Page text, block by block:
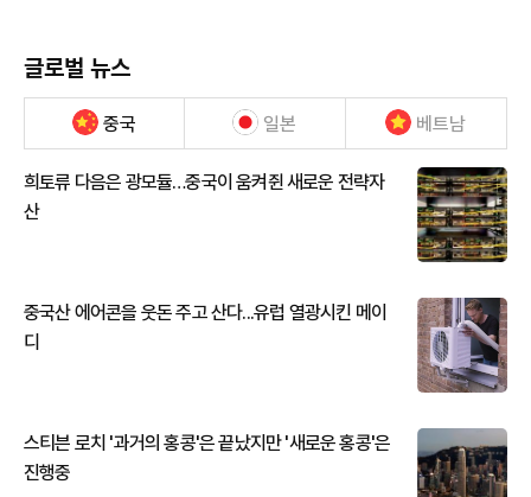
글로벌 뉴스
중국 일본 베트남
희토류 다음은 광모듈…중국이 움켜쥔 새로운 전략자
산
중국산 에어콘을 웃돈 주고 산다...유럽 열광시킨 메이
디
스티븐 로치 '과거의 홍콩'은 끝났지만 '새로운 홍콩'은
진행중